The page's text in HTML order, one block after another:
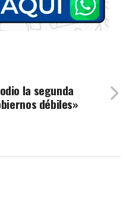
la segunda
débiles»